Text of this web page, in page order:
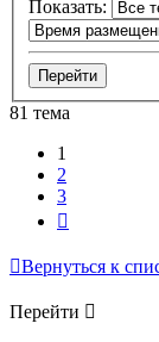
Показать:
81 тема
1
2
3
Вернуться к
Перейти